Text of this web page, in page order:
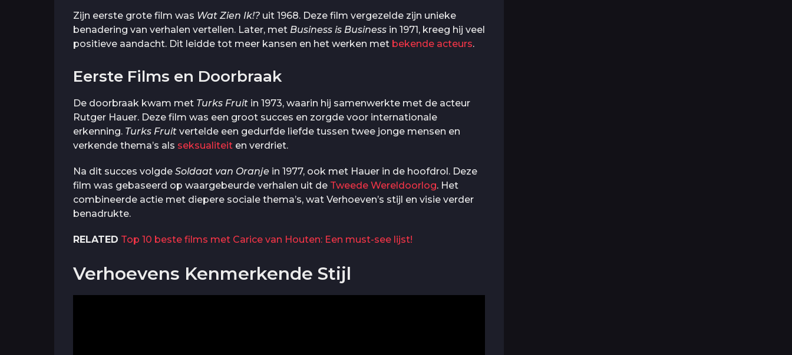
Zijn eerste grote film was Wat Zien Ik!? uit 1968. Deze film vergezelde zijn unieke
benadering van verhalen vertellen. Later, met Business is Business in 1971, kreeg hij veel
positieve aandacht. Dit leidde tot meer kansen en het werken met bekende acteurs.
Eerste Films en Doorbraak
De doorbraak kwam met Turks Fruit in 1973, waarin hij samenwerkte met de acteur
Rutger Hauer. Deze film was een groot succes en zorgde voor internationale
erkenning. Turks Fruit vertelde een gedurfde liefde tussen twee jonge mensen en
verkende thema’s als seksualiteit en verdriet.
Na dit succes volgde Soldaat van Oranje in 1977, ook met Hauer in de hoofdrol. Deze
film was gebaseerd op waargebeurde verhalen uit de Tweede Wereldoorlog. Het
combineerde actie met diepere sociale thema’s, wat Verhoeven’s stijl en visie verder
benadrukte.
RELATED Top 10 beste films met Carice van Houten: Een must-see lijst!
Verhoevens Kenmerkende Stijl